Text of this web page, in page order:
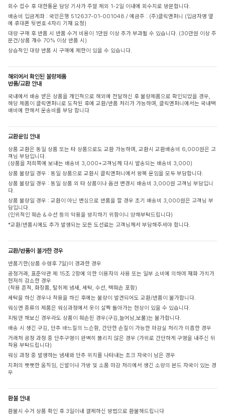
회수 접수 후 대한통운 담당 기사가 주말 제외 1-2일 이내에 회수지로 방문합니다.
배송비 입금계좌 : 국민은행 512637-01-001048 / 예금주 : (주)클릭앤퍼니 (입금자명 옆
에 휴대폰 뒷번호 4자리 기재 요청)
대량 구매 후 반품 시 반품 수거 비용이 1만원 이상 추가 부과될 수 있습니다. (30만원 이상 주
문건/상품 개수 70% 이상 반품 시)
상습적인 대량 반품 시 구매에 제한이 있을 수 있습니다.
해외에서 확인된 불량제품
반품/교환 안내
국내에서 배송 받은 상품을 개인적으로 해외에 전달하신 후 불량제품으로 확인되었을 경우,
해당 제품이 클릭앤퍼니로 도착된 후에 교환/반품 처리가 가능하며, 클릭앤퍼니에서는 국내택
배비에 한해서 운송비를 부담 합니다
교환운임 안내
상품 교환은 동일 상품 또는 타 상품으로도 교환 가능하며, 교환시 교환배송비 6,000원은 고
객님 부담입니다.
(상품을 저희쪽에 보내는 배송비 3,000+고객님께 다시 발송되는 배송비 3,000)
상품 불량일 경우 : 동일 상품으로 교환시 클릭앤퍼니에서 왕복 운임을 모두 부담합니다.
상품 불량일 경우 : 동일 상품 외 타 상품이나 옵션 변경시 배송비 3,000원 고객님 부담입니
다.
상품 불량일 경우 : 교환이 아닌 변심으로 반품을 할 경우 초기 배송비 3,000원은 고객님 부
담입니다.
(인위적인 훼손 & 수선 등의 악용을 방지하기 위함이니 양해부탁드립니다)
*교환/반품시에도 추가 발생되는 모든 도선료는 고객님께서 부담해주셔야 합니다.
교환/반품이 불가한 경우
반품기한(상품 수령후 7일)이 경과한 경우
공정거래, 표준약관 제 15조 2항에 의한 이용자의 사용 또는 일부 소비에 의하여 재화 가치가
현저히 감소한 경우
(착용 흔적, 화장품, 탈취제 냄새, 세탁, 수선, 택훼손 포함)
세탁을 하신 경우나 착용을 하신 후에는 불량이 발견되어도 교환/반품이 불가합니다.
워싱면 종류의 제품은 워싱과정에서 옷이 살짝 돌아가는 현상이 있을 수 있습니다.
피팅만 해보신 경우라도 상품이 훼손된 경우(구김,늘어남,보풀)는 불가합니다.
배송 시 생긴 구김, 단추 바느질의 느슨함, 간단한 손질이 가능한 마감실 처리가 미흡한 경우
거래처 공정 과정 중 단추구멍이 완벽히 뚫리지 않은 경우 (가위로 간단하게 구멍을 내주신 뒤
착용 부탁드립니다)
워싱 과정 중 발생하는 냄새와 단추 위치를 나타내는 초크 자국이 남은 경우
지퍼의 뻣뻣한 움직임, 신발이나 가방 및 소품 마감 처리에서 생긴 소량의 본드 자국이 있는 경
우
환불 안내
환불시 수거 상품 확인 후 3일이내 결제하신 방법으로 환불해드립니다